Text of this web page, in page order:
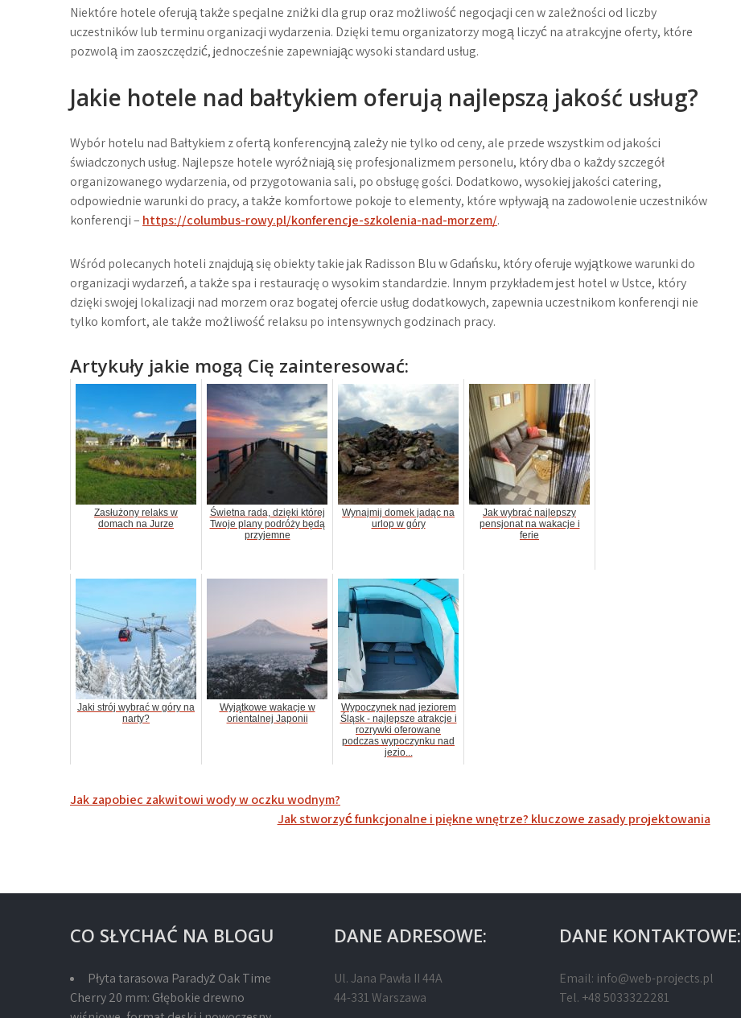
Niektóre hotele oferują także specjalne zniżki dla grup oraz możliwość negocjacji cen w zależności od liczby
uczestników lub terminu organizacji wydarzenia. Dzięki temu organizatorzy mogą liczyć na atrakcyjne oferty, które
pozwolą im zaoszczędzić, jednocześnie zapewniając wysoki standard usług.
Jakie hotele nad bałtykiem oferują najlepszą jakość usług?
Wybór hotelu nad Bałtykiem z ofertą konferencyjną zależy nie tylko od ceny, ale przede wszystkim od jakości
świadczonych usług. Najlepsze hotele wyróżniają się profesjonalizmem personelu, który dba o każdy szczegół
organizowanego wydarzenia, od przygotowania sali, po obsługę gości. Dodatkowo, wysokiej jakości catering,
odpowiednie warunki do pracy, a także komfortowe pokoje to elementy, które wpływają na zadowolenie uczestników
konferencji – https://columbus-rowy.pl/konferencje-szkolenia-nad-morzem/.
Wśród polecanych hoteli znajdują się obiekty takie jak Radisson Blu w Gdańsku, który oferuje wyjątkowe warunki do
organizacji wydarzeń, a także spa i restaurację o wysokim standardzie. Innym przykładem jest hotel w Ustce, który
dzięki swojej lokalizacji nad morzem oraz bogatej ofercie usług dodatkowych, zapewnia uczestnikom konferencji nie
tylko komfort, ale także możliwość relaksu po intensywnych godzinach pracy.
Artykuły jakie mogą Cię zainteresować:
Zasłużony relaks w
domach na Jurze
Świetna rada, dzięki której
Twoje plany podróży będą
przyjemne
Wynajmij domek jadąc na
urlop w góry
Jak wybrać najlepszy
pensjonat na wakacje i
ferie
Jaki strój wybrać w góry na
narty?
Wyjątkowe wakacje w
orientalnej Japonii
Wypoczynek nad jeziorem
Śląsk - najlepsze atrakcje i
rozrywki oferowane
podczas wypoczynku nad
jezio...
Nawigacja
Jak zapobiec zakwitowi wody w oczku wodnym?
Jak stworzyć funkcjonalne i piękne wnętrze? kluczowe zasady projektowania
CO SŁYCHAĆ NA BLOGU
Płyta tarasowa Paradyż Oak Time
Cherry 20 mm: Głębokie drewno
DANE ADRESOWE:
Ul. Jana Pawła II 44A
44-331 Warszawa
DANE KONTAKTOWE:
Email: info@web-projects.pl
Tel. +48 5033322281